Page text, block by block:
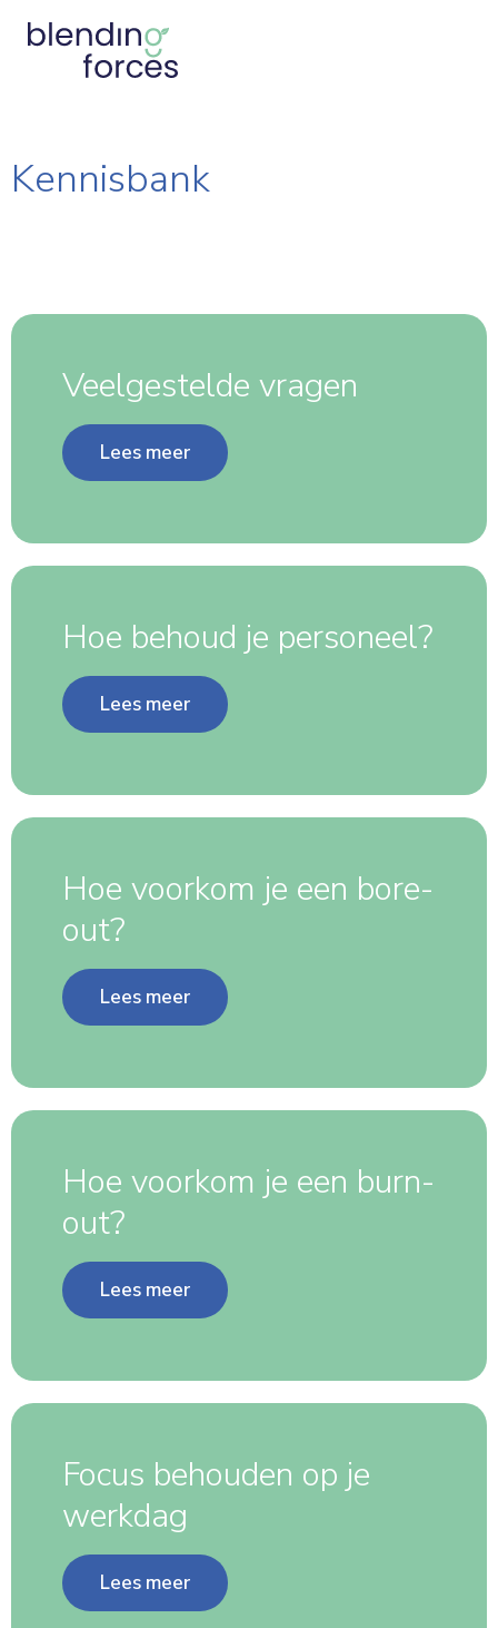
Kennisbank
Veelgestelde vragen
Lees meer
Hoe behoud je personeel?
Lees meer
Hoe voorkom je een bore-
out?
Lees meer
Hoe voorkom je een burn-
out?
Lees meer
Focus behouden op je
werkdag
Lees meer